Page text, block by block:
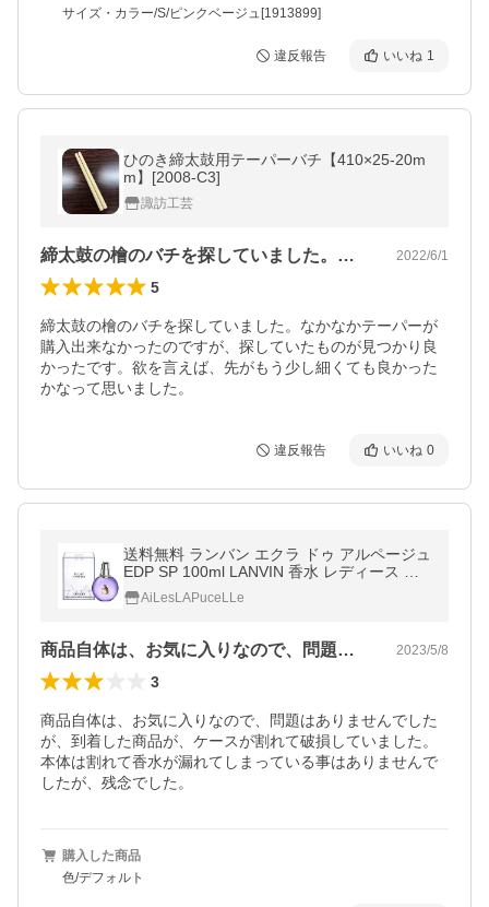
サイズ・カラー/S/ピンクベージュ[1913899]
違反報告 いいね 1
ひのき締太鼓用テーパーバチ【410×25-20m
m】[2008-C3]
諏訪工芸
締太鼓の檜のバチを探していました。なか… 2022/6/1
5
締太鼓の檜のバチを探していました。なかなかテーパーが
購入出来なかったのですが、探していたものが見つかり良
かったです。欲を言えば、先がもう少し細くても良かった
かなって思いました。
違反報告 いいね 0
送料無料 ランバン エクラ ドゥ アルページュ
EDP SP 100ml LANVIN 香水 レディース フ
レグランス
AiLesLAPuceLLe
商品自体は、お気に入りなので、問題はあ… 2023/5/8
3
商品自体は、お気に入りなので、問題はありませんでした
が、到着した商品が、ケースが割れて破損していました。
本体は割れて香水が漏れてしまっている事はありませんで
したが、残念でした。
購入した商品
色/デフォルト